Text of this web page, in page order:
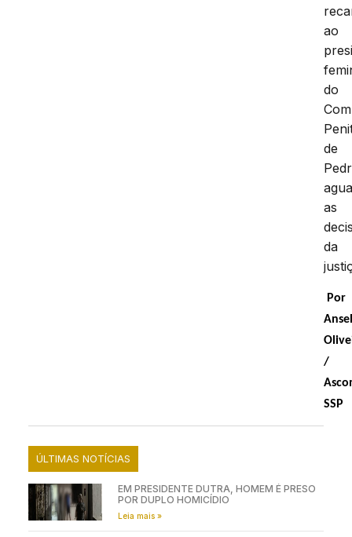
ao
do
de
as
da
Por
/
SSP
ÚLTIMAS NOTÍCIAS
EM PRESIDENTE DUTRA, HOMEM É PRESO
POR DUPLO HOMICÍDIO
Leia mais »